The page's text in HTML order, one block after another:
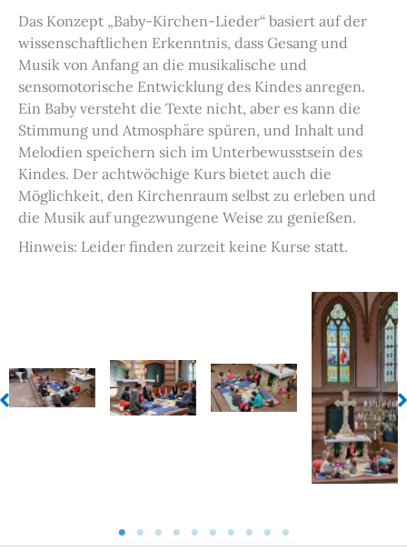
Das Konzept „Baby-Kirchen-Lieder“ basiert auf der
wissenschaftlichen Erkenntnis, dass Gesang und
Musik von Anfang an die musikalische und
sensomotorische Entwicklung des Kindes anregen.
Ein Baby versteht die Texte nicht, aber es kann die
Stimmung und Atmosphäre spüren, und Inhalt und
Melodien speichern sich im Unterbewusstsein des
Kindes. Der achtwöchige Kurs bietet auch die
Möglichkeit, den Kirchenraum selbst zu erleben und
die Musik auf ungezwungene Weise zu genießen.
Hinweis: Leider finden zurzeit keine Kurse statt.